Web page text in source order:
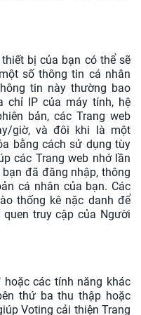
bị của bạn có thể sẽ
số thông tin cá nhân
tin này thường bao
chỉ IP của máy tính, hệ
bản, các Trang web
giờ, và đôi khi là một
bằng cách sử dụng tùy
các Trang web nhớ lần
đã đăng nhập, thông
cá nhân của bạn. Các
thống kê nặc danh để
truy cập của Người
hoặc các tính năng khác
thứ ba thu thập hoặc
Voting cải thiện Trang